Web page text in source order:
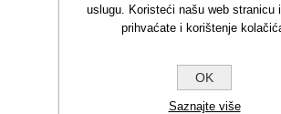
NOVOSTI
uslugu. Koristeći našu web stranicu i
prihvaćate i korištenje
OK
Saznajte više